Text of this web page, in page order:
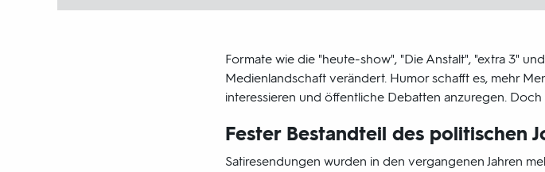
Formate wie die "heute-show", "Die Anstalt", "extra 3"
Medienlandschaft verändert. Humor schafft es, mehr
interessieren und öffentliche Debatten anzuregen. Doch
Fester Bestandteil des politischen
Satiresendungen wurden in den vergangenen Jahren